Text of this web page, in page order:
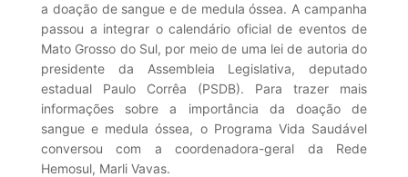
a doação de sangue e de medula óssea. A campanha
passou a integrar o calendário oficial de eventos de
Mato Grosso do Sul, por meio de uma lei de autoria do
presidente da Assembleia Legislativa, deputado
estadual Paulo Corrêa (PSDB). Para trazer mais
informações sobre a importância da doação de
sangue e medula óssea, o Programa Vida Saudável
conversou com a coordenadora-geral da Rede
Hemosul, Marli Vavas.